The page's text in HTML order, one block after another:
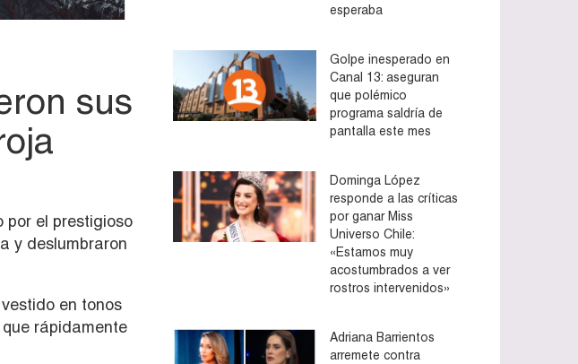
sus
el prestigioso
y deslumbraron
en tonos
que rápidamente
esperaba
Golpe inesperado en
Canal 13: aseguran
que polémico
programa saldría de
pantalla este mes
Dominga López
responde a las críticas
por ganar Miss
Universo Chile:
«Estamos muy
acostumbrados a ver
rostros intervenidos»
Adriana Barrientos
arremete contra